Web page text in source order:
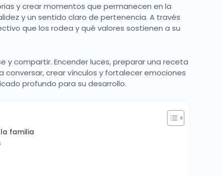
y crear momentos que permanecen en la
y un sentido claro de pertenencia. A través
que los rodea y qué valores sostienen a su
y compartir. Encender luces, preparar una receta
crear vínculos y fortalecer emociones
profundo para su desarrollo.
familia